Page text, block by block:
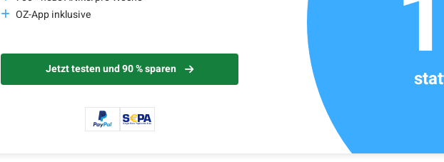
OZ-App inklusive
Jetzt testen und 90 % sparen